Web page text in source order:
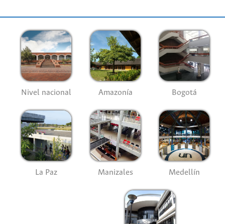
Nivel nacional Amazonía Bogotá
La Paz Manizales Medellín